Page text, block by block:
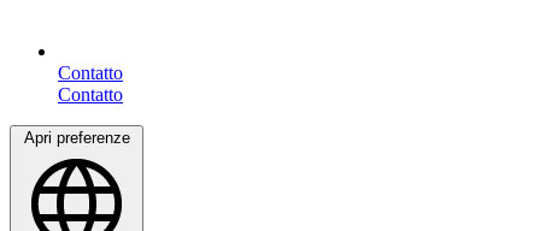
Contatto
Apri preferenze